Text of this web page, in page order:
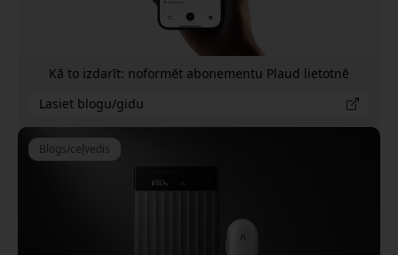
Kā to izdarīt: noformēt abonementu Plaud lietotnē
Lasiet blogu/gidu
Blogs/ceļvedis